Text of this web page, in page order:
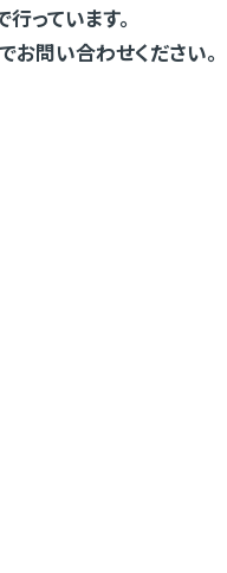
っています。
問い合わせください。